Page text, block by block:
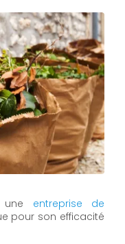
entreprise de
pour son efficacité